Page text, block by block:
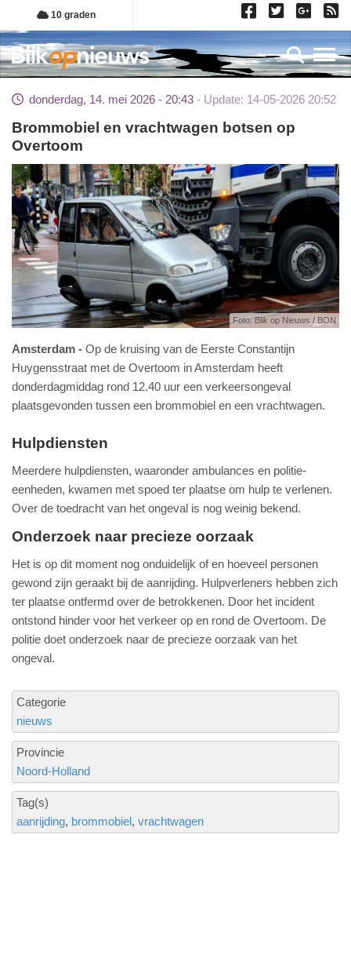
Overslaan
en
naar
de
gaan
10 graden
donderdag, 14. mei 2026 - 20:43 Update: 14-05-2026 20:52
Brommobiel en vrachtwagen botsen op
Overtoom
Foto: Blik op Nieuws / BON
Amsterdam
Op de kruising van de Eerste Constantijn
Huygensstraat met de Overtoom in Amsterdam heeft
donderdagmiddag rond 12.40 uur een verkeersongeval
plaatsgevonden tussen een brommobiel en een vrachtwagen.
Hulpdiensten
Meerdere hulpdiensten, waaronder ambulances en politie-
eenheden, kwamen met spoed ter plaatse om hulp te verlenen.
Over de toedracht van het ongeval is nog weinig bekend.
Onderzoek naar precieze oorzaak
Het is op dit moment nog onduidelijk of en hoeveel personen
gewond zijn geraakt bij de aanrijding. Hulpverleners hebben zich
ter plaatse ontfermd over de betrokkenen. Door het incident
ontstond hinder voor het verkeer op en rond de Overtoom. De
politie doet onderzoek naar de precieze oorzaak van het
ongeval.
Categorie
nieuws
Provincie
Noord-Holland
Tag(s)
aanrijding brommobiel vrachtwagen